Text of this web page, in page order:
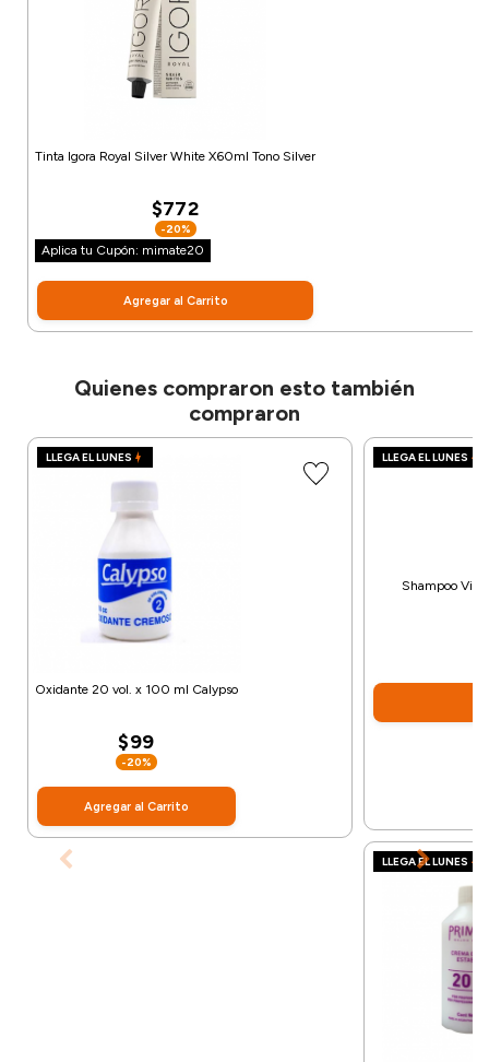
Tinta Igora Royal Silver White X60ml Tono Silver
$772
-20%
Aplica tu Cupón: mimate20
Agregar al Carrito
Quienes compraron esto también
compraron
LLEGA EL LUNES
Oxidante 20 vol. x 100 ml Calypso
$99
-20%
Agregar al Carrito
LLEGA EL LUNES
Shampoo
LLEGA EL LUNES